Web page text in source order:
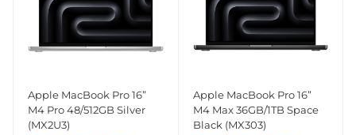
Apple MacBook Pro 16”
M4 Pro 48/512GB Silver
(MX2U3)
Apple MacBook Pro 16”
M4 Max 36GB/1TB Space
Black (MX303)